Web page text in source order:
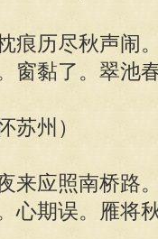
痕历尽秋声闹
窗黏了。翠池
苏州）
来应照南桥路
心期误。雁将